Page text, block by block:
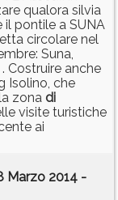
qualora silvia
il pontile a SUNA
circolare nel
Suna,
Costruire anche
Isolino, che
zona di
visite turistiche
ai
Marzo 2014 -